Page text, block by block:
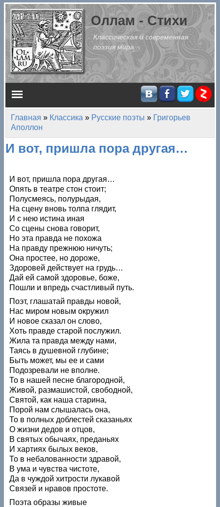
Перейти к основному содержанию
Оллам - Стихи
Классическая и современная
поэзия мира
Главное меню
Вы здесь
Главная » Классика » Русские поэты » Григорьев
Аполлон
И вот, пришла пора другая…
И вот, пришла пора другая…
Опять в театре стон стоит;
Полусмеясь, полурыдая,
На сцену вновь толпа глядит,
И с нею истина иная
Со сцены снова говорит,
Но эта правда не похожа
На правду прежнюю ничуть;
Она простее, но дороже,
Здоровей действует на грудь…
Дай ей самой здоровье, боже,
Пошли и впредь счастливый путь.
Поэт, глашатай правды новой,
Нас миром новым окружил
И новое сказал он слово,
Хоть правде старой послужил.
Жила та правда между нами,
Таясь в душевной глубине;
Быть может, мы ее и сами
Подозревали не вполне.
То в нашей песне благородной,
Живой, размашистой, свободной,
Святой, как наша старина,
Порой нам слышалась она,
То в полных доблестей сказаньях
О жизни дедов и отцов,
В святых обычаях, преданьях
И хартиях былых веков,
То в небалованности здравой,
В ума и чувства чистоте,
Да в чуждой хитрости лукавой
Связей и нравов простоте.
Поэта образы живые